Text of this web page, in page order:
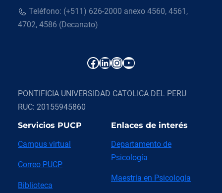
Teléfono: (+511) 626-2000 anexo 4560, 4561,
4702, 4586 (Decanato)
Facebook LinkedIn InstagramYouTube
PONTIFICIA UNIVERSIDAD CATOLICA DEL PERU
RUC: 20155945860
Servicios PUCP
Campus virtual
Correo PUCP
Biblioteca
Enlaces de interés
Departamento de
Psicología
Maestría en Psicología